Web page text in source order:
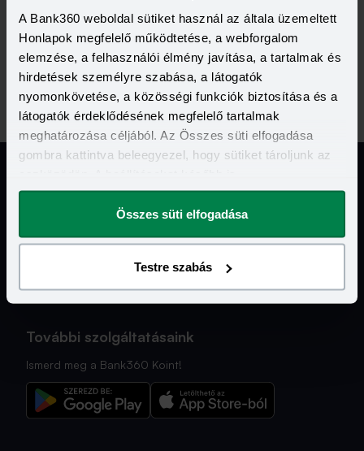
A Bank360 weboldal sütiket használ az általa üzemeltett
Honlapok megfelelő működtetése, a webforgalom
elemzése, a felhasználói élmény javítása, a tartalmak és
hirdetések személyre szabása, a látogatók
nyomonkövetése, a közösségi funkciók biztosítása és a
látogatók érdeklődésének megfelelő tartalmak
meghatározása céljából. Az Összes süti elfogadása
gombra kattintva beleegyezel, hogy sütiket tároljunk az
megváltoztathatod.
Összes süti elfogadása
Testre szabás
Jogi Dokumentumok
Kapcsolat
Hasznos Linkek
További szolgáltatásaink
Ismerd meg a Bank360 Koint!